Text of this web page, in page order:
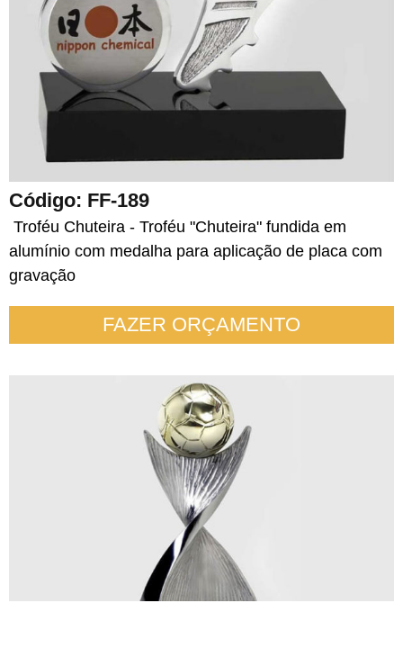
Código: FF-189
Troféu Chuteira - Troféu "Chuteira" fundida em
alumínio com medalha para aplicação de placa com
gravação
FAZER ORÇAMENTO